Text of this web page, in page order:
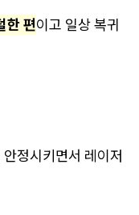
한 편이고 일상 복귀
정시키면서 레이저